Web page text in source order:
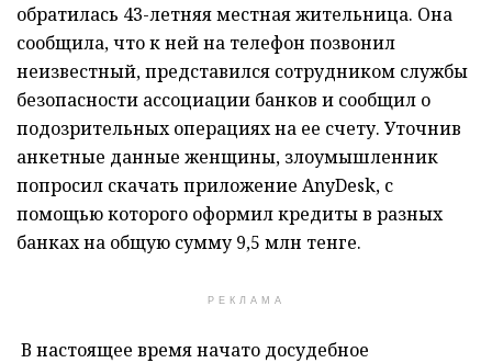
обратилась 43-летняя местная жительница. Она
сообщила, что к ней на телефон позвонил
неизвестный, представился сотрудником службы
безопасности ассоциации банков и сообщил о
подозрительных операциях на ее счету. Уточнив
анкетные данные женщины, злоумышленник
попросил скачать приложение AnyDesk, с
помощью которого оформил кредиты в разных
банках на общую сумму 9,5 млн тенге.
РЕКЛАМА
В настоящее время начато досудебное